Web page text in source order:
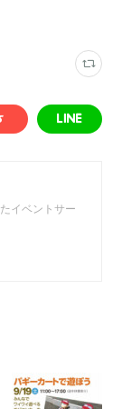
イベントサー